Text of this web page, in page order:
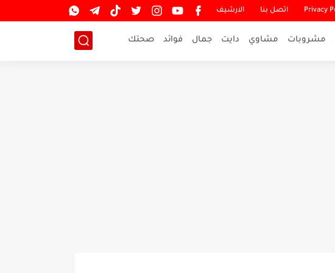
اتصل بنا الارشيف
مشروبات مشاوي دايت جمال فوائد صحتك